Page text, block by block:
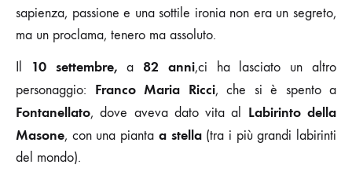
sapienza, passione e una sottile ironia non era un segreto,
ma un proclama, tenero ma assoluto.
Il
10 settembre,a 82 anni,ci ha lasciato un altro
personaggio: Franco Maria Ricci, che si è spento a
Fontanellato, dove aveva dato vita al Labirinto della
Masone, con una pianta a stella (tra i più grandi labirinti
del mondo).